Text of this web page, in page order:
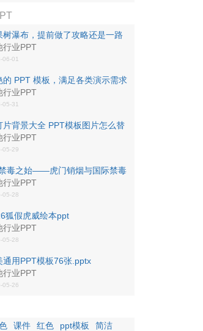
树瀑布，提前做了攻略还是一路
，是那种身不由己的坎坷
行业PPT
06-01
的 PPT 模板，满足各类演示需求
行业PPT
05-31
片背景大全 PPT模板图片怎么替
这两种方法可以帮到你
行业PPT
05-29
毒之始——虎门销烟与国际禁毒
行业PPT
05-28
狐假虎威绘本ppt
行业PPT
05-28
通用PPT模板76张.pptx
行业PPT
05-26
课件 红色 ppt模板
简洁